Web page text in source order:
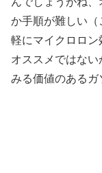
か手順が難しい
軽にマイクロロ
オススメではな
みる価値のあるガ